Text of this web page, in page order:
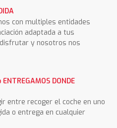
con multiples entidades
adaptada a tus
y nosotros nos
DONDE
entre recoger el coche en uno
o entrega en cualquier